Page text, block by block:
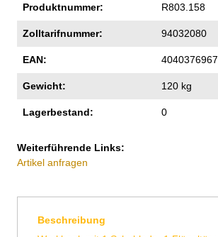
Produktnummer: R803.158
Zolltarifnummer: 94032080
EAN:
Gewicht: 120 kg
Lagerbestand: 0
Weiterführende Links:
Artikel anfragen
Beschreibung